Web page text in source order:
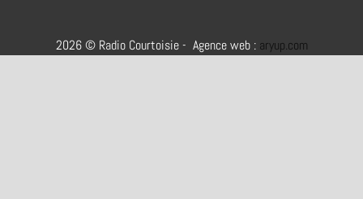
2026 © Radio Courtoisie - Agence web : aryup.com